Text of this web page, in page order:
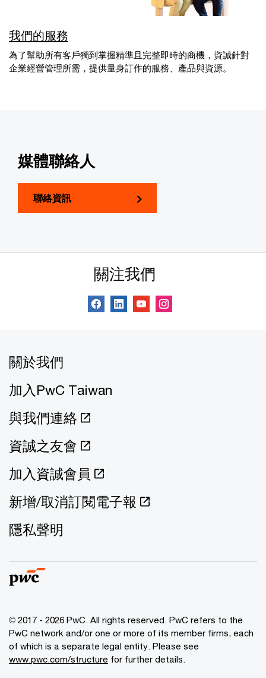
我們的服務
為了幫助所有客戶獨到掌握精準且完整即時的商機，資誠針對
企業經營管理所需，提供量身訂作的服務、產品與資源。
媒體聯絡人
聯絡資訊
關注我們
關於我們
加入PwC Taiwan
與我們連絡
資誠之友會
加入資誠會員
新增/取消訂閱電子報
隱私聲明
© 2017 - 2026 PwC. All rights reserved. PwC refers to the
PwC network and/or one or more of its member firms, each
of which is a separate legal entity. Please see
www.pwc.com/structure for further details.